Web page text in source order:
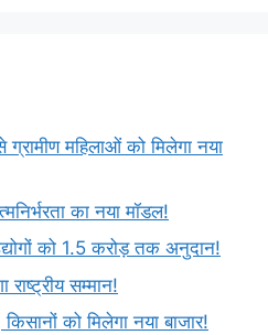
महिलाओं को मिलेगा नया
का नया मॉडल!
को 1.5 करोड़ तक अनुदान!
सम्मान!
को मिलेगा नया बाजार!